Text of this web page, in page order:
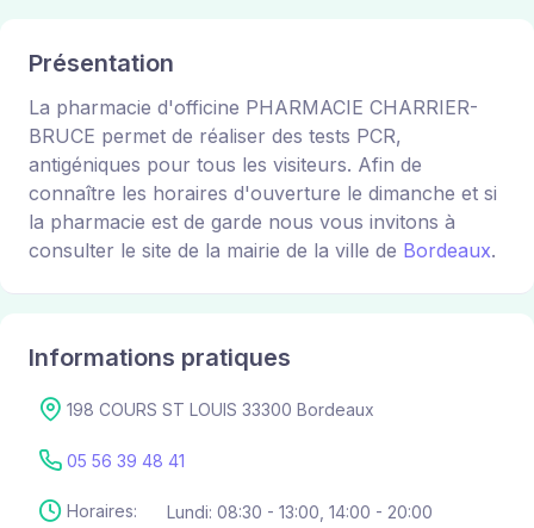
Présentation
La pharmacie d'officine PHARMACIE CHARRIER-
BRUCE permet de réaliser des tests PCR,
antigéniques pour tous les visiteurs. Afin de
connaître les horaires d'ouverture le dimanche et si
la pharmacie est de garde nous vous invitons à
consulter le site de la mairie de la ville de Bordeaux.
Informations pratiques
198 COURS ST LOUIS 33300 Bordeaux
05 56 39 48 41
Horaires:
Lundi: 08:30 - 13:00, 14:00 - 20:00